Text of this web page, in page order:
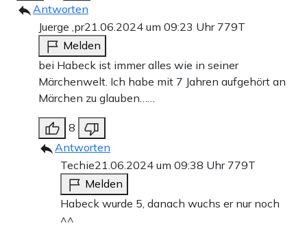
Antworten
Juerge ,pr21.06.2024 um 09:23 Uhr 779T
Melden
bei Habeck ist immer alles wie in seiner
Märchenwelt. Ich habe mit 7 Jahren aufgehört an
Märchen zu glauben……
8
Antworten
Techie21.06.2024 um 09:38 Uhr 779T
Melden
Habeck wurde 5, danach wuchs er nur noch
^^